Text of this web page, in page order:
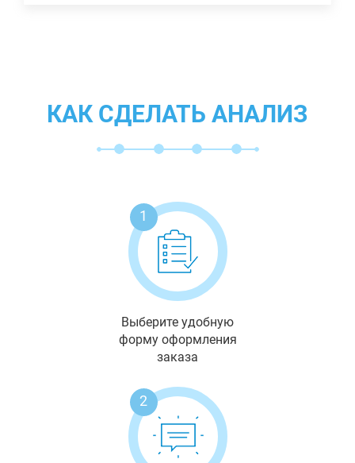
КАК СДЕЛАТЬ АНАЛИЗ
1
Выберите удобную
форму оформления
заказа
2